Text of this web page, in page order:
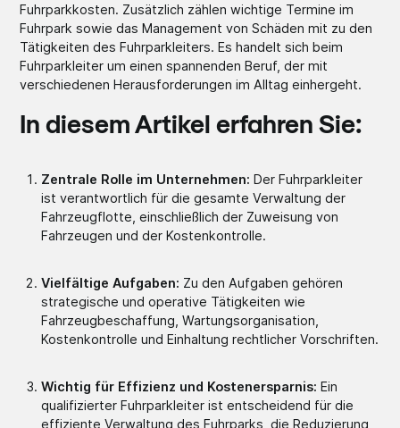
Fuhrparkkosten. Zusätzlich zählen wichtige Termine im
Fuhrpark sowie das Management von Schäden mit zu den
Tätigkeiten des Fuhrparkleiters. Es handelt sich beim
Fuhrparkleiter um einen spannenden Beruf, der mit
verschiedenen Herausforderungen im Alltag einhergeht.
In diesem Artikel erfahren Sie:
Zentrale Rolle im Unternehmen: Der Fuhrparkleiter
ist verantwortlich für die gesamte Verwaltung der
Fahrzeugflotte, einschließlich der Zuweisung von
Fahrzeugen und der Kostenkontrolle.
Vielfältige Aufgaben: Zu den Aufgaben gehören
strategische und operative Tätigkeiten wie
Fahrzeugbeschaffung, Wartungsorganisation,
Kostenkontrolle und Einhaltung rechtlicher Vorschriften.
Wichtig für Effizienz und Kostenersparnis: Ein
qualifizierter Fuhrparkleiter ist entscheidend für die
effiziente Verwaltung des Fuhrparks, die Reduzierung